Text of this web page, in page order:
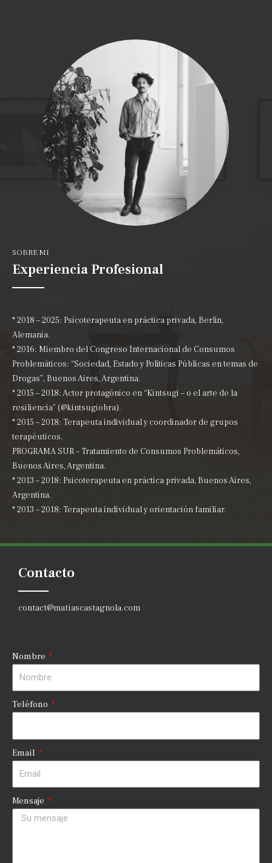
SOBRE MI
Experiencia Profesional
* 2018 – 2025: Psicoterapeuta en práctica privada, Berlín,
Alemania.
* 2016: Miembro del Congreso Internacional de Consumos
Problemáticos: “Sociedad, Estado y Políticas Públicas en temas de
Drogas”, Buenos Aires, Argentina.
* 2015 – 2018: Actor protagónico en “Kintsugi – o el arte de la
resiliencia” (@kintsugiobra).
* 2015 – 2018: Terapeuta individual y coordinador de grupos
terapéuticos.
PROGRAMA SUR – Tratamiento de Consumos Problemáticos,
Buenos Aires, Argentina.
* 2013 – 2018: Psicoterapeuta en práctica privada, Buenos Aires,
Argentina.
* 2013 – 2018: Terapeuta individual y orientación familiar.
Contacto
contact@matiascastagnola.com
Nombre
Teléfono
Email
Mensaje